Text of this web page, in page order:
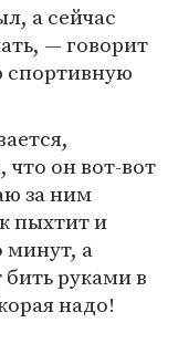
а сейчас
— говорит
спортивную
что он вот-вот
за ним
пыхтит и
минут, а
руками в
надо!